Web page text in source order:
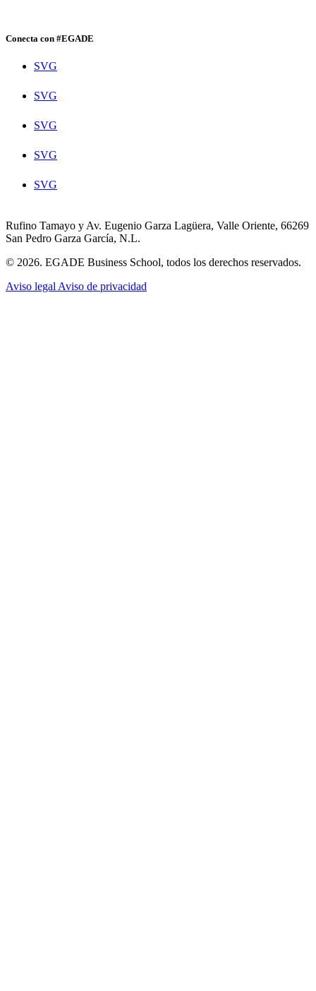
Conecta con #EGADE
SVG
SVG
SVG
SVG
SVG
Rufino Tamayo y Av. Eugenio Garza Lagüera, Valle Oriente, 66269
San Pedro Garza García, N.L.
© 2026. EGADE Business School, todos los derechos reservados.
Aviso legal Aviso de privacidad